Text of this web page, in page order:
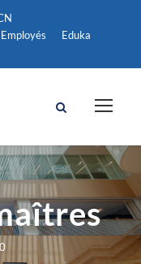
Eduka